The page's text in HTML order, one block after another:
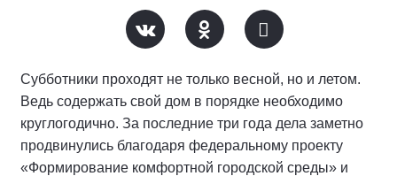
Субботники проходят не только весной, но и летом.
Ведь содержать свой дом в порядке необходимо
круглогодично. За последние три года дела заметно
продвинулись благодаря федеральному проекту
«Формирование комфортной городской среды» и